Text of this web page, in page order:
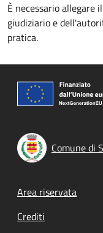
È necessario allegare
giudiziario e
pratica.
Comune di
Footer
Area riservata
Crediti